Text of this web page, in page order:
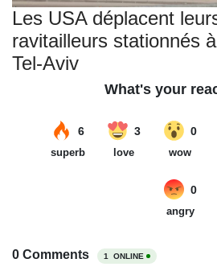
Les USA déplacent
ravitailleurs stationnés
Tel-Aviv